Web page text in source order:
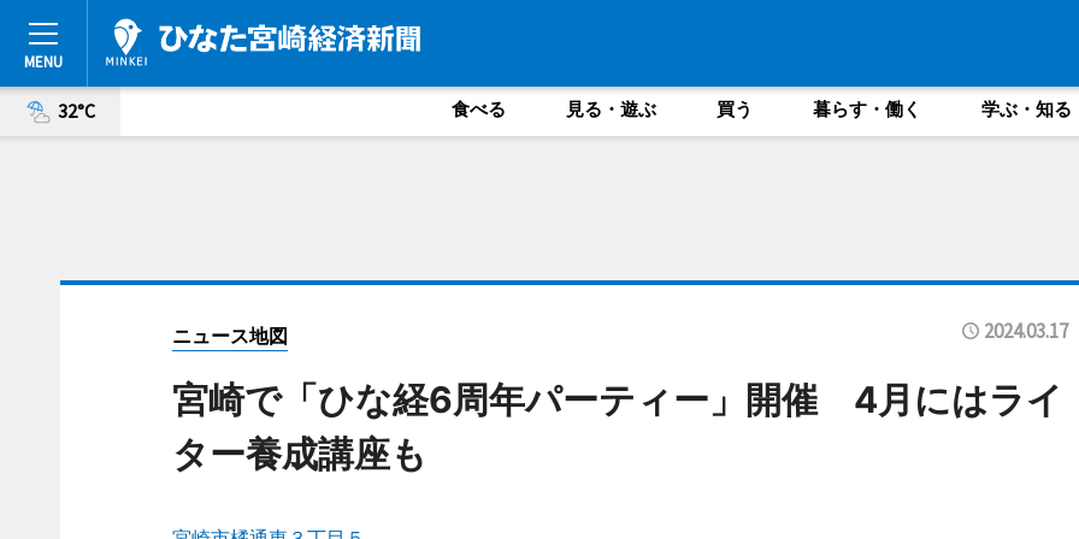
32°C 食べる 見る・遊ぶ 買う 暮らす・働く 学ぶ・知る
ニュース地図 2024.03.17
宮崎で「ひな経6周年パーティー」開催 4月にはライ
ター養成講座も